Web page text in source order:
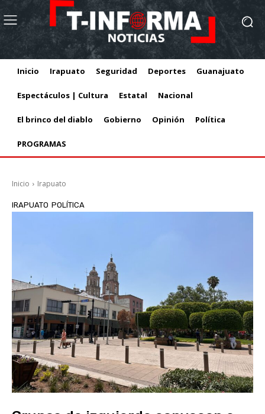
Inicio Irapuato Seguridad Deportes Guanajuato
Espectáculos | Cultura Estatal Nacional
El brinco del diablo Gobierno Opinión Política
PROGRAMAS
Inicio Irapuato
IRAPUATO POLÍTICA